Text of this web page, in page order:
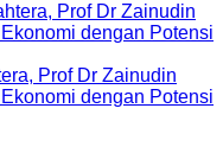
Prof Dr Zainudin
dengan Potensi